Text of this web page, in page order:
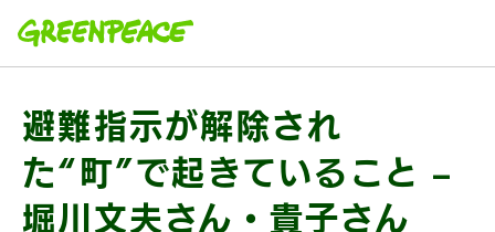
避難指示が解除され
た“町”で起きていること –
堀川文夫さん・貴子さん